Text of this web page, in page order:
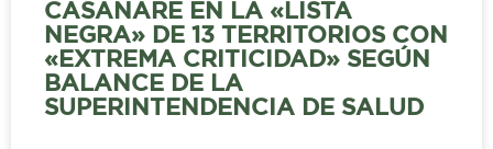
CASANARE EN LA «LISTA
NEGRA» DE 13 TERRITORIOS CON
«EXTREMA CRITICIDAD» SEGÚN
BALANCE DE LA
SUPERINTENDENCIA DE SALUD